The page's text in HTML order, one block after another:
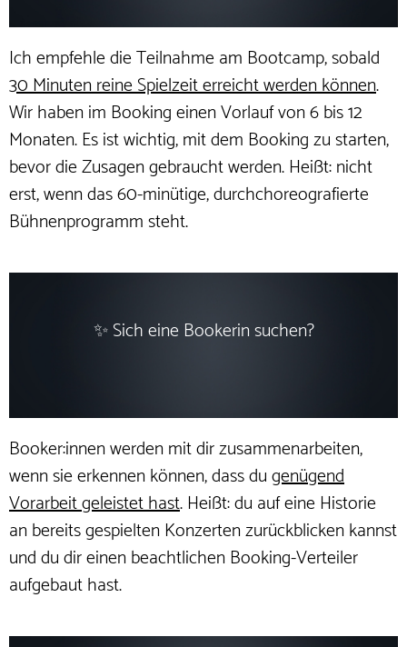
Ich empfehle die Teilnahme am Bootcamp, sobald
30 Minuten reine Spielzeit erreicht werden können.
Wir haben im Booking einen Vorlauf von 6 bis 12
Monaten. Es ist wichtig, mit dem Booking zu starten,
bevor die Zusagen gebraucht werden. Heißt: nicht
erst, wenn das 60-minütige, durchchoreografierte
Bühnenprogramm steht.
✨ Sich eine Bookerin suchen?
Booker:innen werden mit dir zusammenarbeiten,
wenn sie erkennen können, dass dugenügend
Vorarbeit geleistet hast. Heißt: du auf eine Historie
an bereits gespielten Konzerten zurückblicken kannst
und du dir einen beachtlichen Booking-Verteiler
aufgebaut hast.